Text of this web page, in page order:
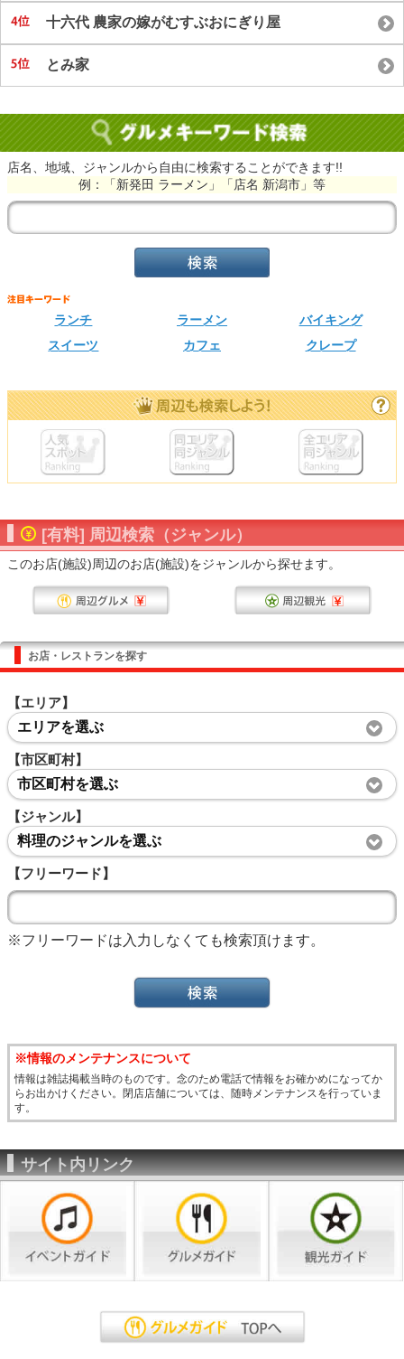
十六代 農家の嫁がむすぶおにぎり屋
とみ家
店名、地域、ジャンルから自由に検索することができます!!
例：「新発田 ラーメン」「店名 新潟市」等
ランチ ラーメン
バイキング
スイーツ
カフェ クレープ
[有料] 周辺検索（ジャンル）
このお店(施設)周辺のお店(施設)をジャンルから探せます。
お店・レストランを探す
【エリア】
エリアを選ぶ
【市区町村】
市区町村を選ぶ
【ジャンル】
料理のジャンルを選ぶ
【フリーワード】
※フリーワードは入力しなくても検索頂けます。
※情報のメンテナンスについて
情報は雑誌掲載当時のものです。念のため電話で情報をお確かめになってか
らお出かけください。閉店店舗については、随時メンテナンスを行っていま
す。
サイト内リンク